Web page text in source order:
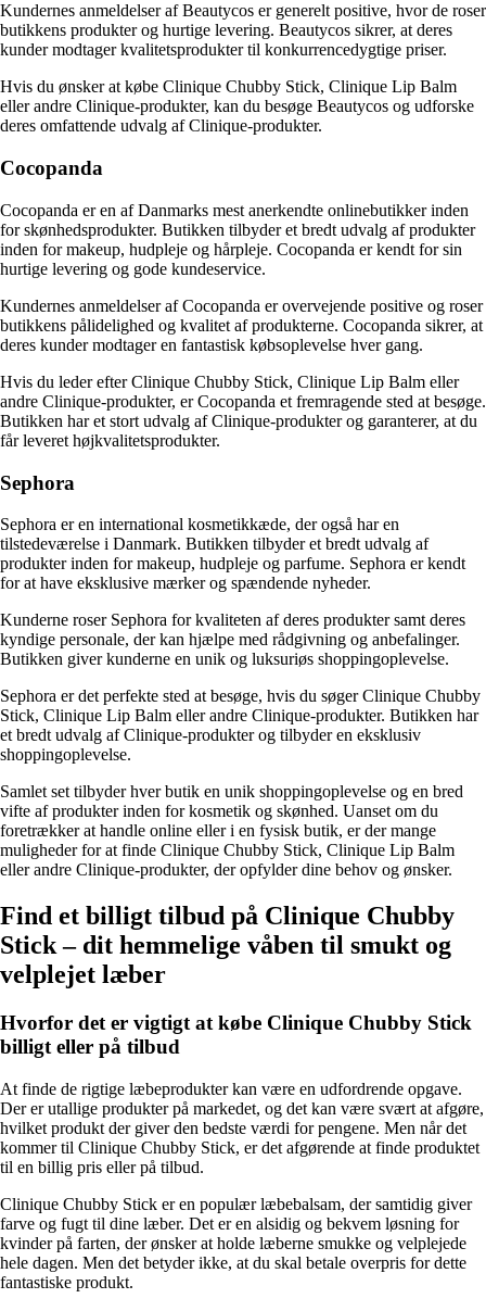
Kundernes anmeldelser af Beautycos er generelt positive, hvor de roser
butikkens produkter og hurtige levering. Beautycos sikrer, at deres
kunder modtager kvalitetsprodukter til konkurrencedygtige priser.
Hvis du ønsker at købe Clinique Chubby Stick, Clinique Lip Balm
eller andre Clinique-produkter, kan du besøge Beautycos og udforske
deres omfattende udvalg af Clinique-produkter.
Cocopanda
Cocopanda er en af Danmarks mest anerkendte onlinebutikker inden
for skønhedsprodukter. Butikken tilbyder et bredt udvalg af produkter
inden for makeup, hudpleje og hårpleje. Cocopanda er kendt for sin
hurtige levering og gode kundeservice.
Kundernes anmeldelser af Cocopanda er overvejende positive og roser
butikkens pålidelighed og kvalitet af produkterne. Cocopanda sikrer, at
deres kunder modtager en fantastisk købsoplevelse hver gang.
Hvis du leder efter Clinique Chubby Stick, Clinique Lip Balm eller
andre Clinique-produkter, er Cocopanda et fremragende sted at besøge.
Butikken har et stort udvalg af Clinique-produkter og garanterer, at du
får leveret højkvalitetsprodukter.
Sephora
Sephora er en international kosmetikkæde, der også har en
tilstedeværelse i Danmark. Butikken tilbyder et bredt udvalg af
produkter inden for makeup, hudpleje og parfume. Sephora er kendt
for at have eksklusive mærker og spændende nyheder.
Kunderne roser Sephora for kvaliteten af deres produkter samt deres
kyndige personale, der kan hjælpe med rådgivning og anbefalinger.
Butikken giver kunderne en unik og luksuriøs shoppingoplevelse.
Sephora er det perfekte sted at besøge, hvis du søger Clinique Chubby
Stick, Clinique Lip Balm eller andre Clinique-produkter. Butikken har
et bredt udvalg af Clinique-produkter og tilbyder en eksklusiv
shoppingoplevelse.
Samlet set tilbyder hver butik en unik shoppingoplevelse og en bred
vifte af produkter inden for kosmetik og skønhed. Uanset om du
foretrækker at handle online eller i en fysisk butik, er der mange
muligheder for at finde Clinique Chubby Stick, Clinique Lip Balm
eller andre Clinique-produkter, der opfylder dine behov og ønsker.
Find et billigt tilbud på Clinique Chubby
Stick – dit hemmelige våben til smukt og
velplejet læber
Hvorfor det er vigtigt at købe Clinique Chubby Stick
billigt eller på tilbud
At finde de rigtige læbeprodukter kan være en udfordrende opgave.
Der er utallige produkter på markedet, og det kan være svært at afgøre,
hvilket produkt der giver den bedste værdi for pengene. Men når det
kommer til Clinique Chubby Stick, er det afgørende at finde produktet
til en billig pris eller på tilbud.
Clinique Chubby Stick er en populær læbebalsam, der samtidig giver
farve og fugt til dine læber. Det er en alsidig og bekvem løsning for
kvinder på farten, der ønsker at holde læberne smukke og velplejede
hele dagen. Men det betyder ikke, at du skal betale overpris for dette
fantastiske produkt.